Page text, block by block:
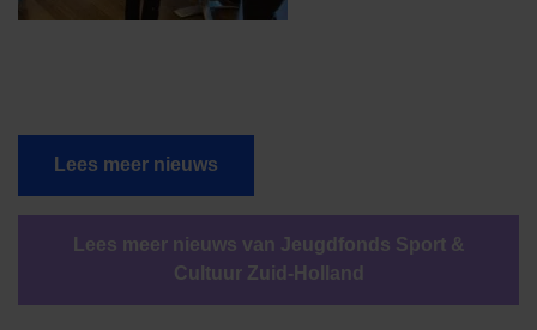
Lees meer nieuws
Lees meer nieuws van Jeugdfonds Sport &
Cultuur Zuid-Holland